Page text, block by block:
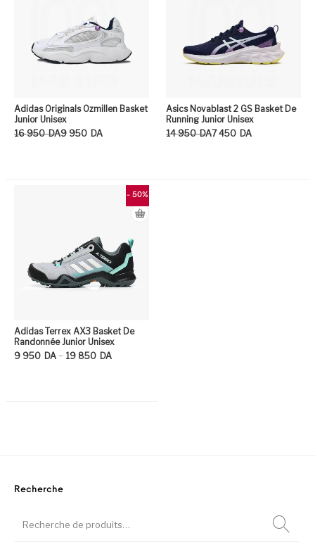
Adidas Originals Ozmillen Basket
Junior Unisex
16 950 DA
Le prix initial était : 16 950DA.
9 950 DA
Le prix actuel est : 9 950DA.
Asics Novablast 2 GS Basket De
Running Junior Unisex
14 950 DA
Le prix initial était : 14 950DA.
7 450 DA
Le prix actuel est : 7 450DA.
- 50%
Adidas Terrex AX3 Basket De
Randonnée Junior Unisex
9 950 DA – 19 850 DA
Plage de prix : 9 950DA à 19 850DA
Recherche